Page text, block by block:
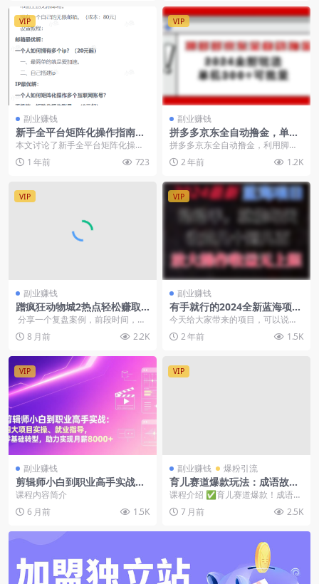
VIP
副业赚钱
新手全平台矩阵化操作指南：
从0到1，如何省钱搭建矩阵
本文讨论了新手全平台矩阵化操作
从 0 到 1 省钱搭建矩阵的方法，涵
盖手机号、邮...
1 年前 723
VIP
副业赚钱
拼多多京东全自动撸金，单机
300+可批量
拼多多京东全自动撸金，利用脚本
无限浏览商品，官方结账，可靠安
全。项目刚出前面一片...
2 年前 1.2K
VIP
副业赚钱
蹭疯狂动物城2热点轻松赚取
收益
分享一个复盘案例，前段时间，动
物城爆火时，有蹭热度卖虚拟资
料，有做动...
8 月前 2.2K
VIP
副业赚钱
有手就行的2024全新蓝海项
目，每天1小时收益几十到几
百，可放大操作收益无上限
今天给大家带来的项目，可以说是
迄今为止最好做的项目了，每天1-2
小时动动手就有几...
2 年前 1.5K
VIP
副业赚钱
剪辑师小白到职业高手实战：
四大项目实操、就业指导，零
基础转型，助力实现月薪8000
+
课程内容简介
6 月前
1.5K
VIP
副业赚钱 爆粉引流
育儿赛道爆款玩法：成语故事
短视频带货，边带娃边涨粉变
现，宝妈轻松创收！
课程介绍 ✅育儿赛道爆款！成语寓
言故事短视频教学，教娃+涨粉+带
货三不误 ✅宝妈...
7 月前 2.5K